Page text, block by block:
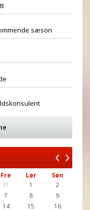
sæson
Fre Lør
Søn
31 1
2
7 8
9
14 15 16